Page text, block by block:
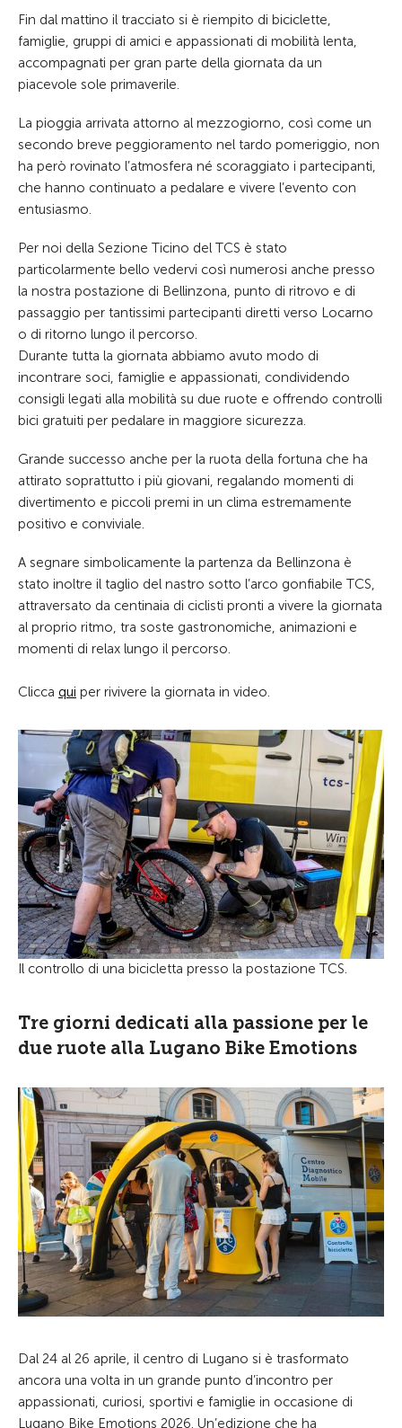
Fin dal mattino il tracciato si è riempito di biciclette,
famiglie, gruppi di amici e appassionati di mobilità lenta,
accompagnati per gran parte della giornata da un
piacevole sole primaverile.
La pioggia arrivata attorno al mezzogiorno, così come un
secondo breve peggioramento nel tardo pomeriggio, non
ha però rovinato l’atmosfera né scoraggiato i partecipanti,
che hanno continuato a pedalare e vivere l’evento con
entusiasmo.
Per noi della Sezione Ticino del TCS è stato
particolarmente bello vedervi così numerosi anche presso
la nostra postazione di Bellinzona, punto di ritrovo e di
passaggio per tantissimi partecipanti diretti verso Locarno
o di ritorno lungo il percorso.
Durante tutta la giornata abbiamo avuto modo di
incontrare soci, famiglie e appassionati, condividendo
consigli legati alla mobilità su due ruote e offrendo controlli
bici gratuiti per pedalare in maggiore sicurezza.
Grande successo anche per la ruota della fortuna che ha
attirato soprattutto i più giovani, regalando momenti di
divertimento e piccoli premi in un clima estremamente
positivo e conviviale.
A segnare simbolicamente la partenza da Bellinzona è
stato inoltre il taglio del nastro sotto l’arco gonfiabile TCS,
attraversato da centinaia di ciclisti pronti a vivere la giornata
al proprio ritmo, tra soste gastronomiche, animazioni e
momenti di relax lungo il percorso.
Clicca qui per rivivere la giornata in video.
Il controllo di una bicicletta presso la postazione TCS.
Tre giorni dedicati alla passione per le
due ruote alla Lugano Bike Emotions
Dal 24 al 26 aprile, il centro di Lugano si è trasformato
ancora una volta in un grande punto d’incontro per
appassionati, curiosi, sportivi e famiglie in occasione di
Lugano Bike Emotions 2026. Un’edizione che ha